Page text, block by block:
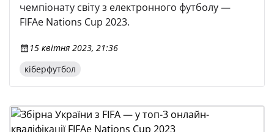
чемпіонату світу з електронного футболу —
FIFAe Nations Cup 2023.
15 квітня 2023, 21:36
кіберфутбол